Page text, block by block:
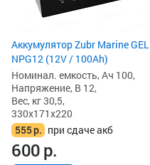
Аккумулятор Zubr Marine GEL
NPG12 (12V / 100Ah)
Номинал. емкость, Ач 100,
Напряжение, В 12,
Вес, кг 30,5,
330x171x220
555р. при сдаче акб
600р.